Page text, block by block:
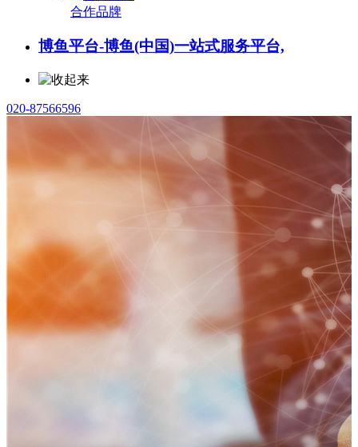
合作品牌
博鱼平台-博鱼(中国)一站式服务平台,
020-87566596